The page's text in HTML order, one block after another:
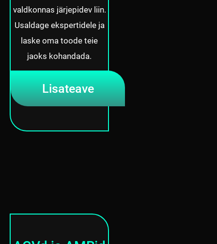
valdkonnas järjepidev liin.
Usaldage ekspertidele ja
laske oma toode teie
jaoks kohandada.
Lisateave